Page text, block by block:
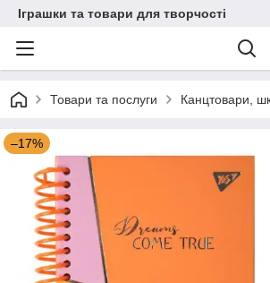
Іграшки та товари для творчості
Товари та послуги Канцтовари,
–17%